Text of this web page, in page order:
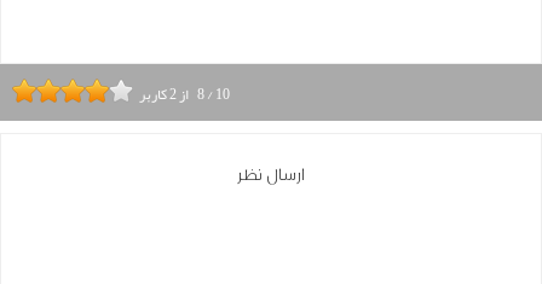
8/10 از2کاربر
ارسال نظر